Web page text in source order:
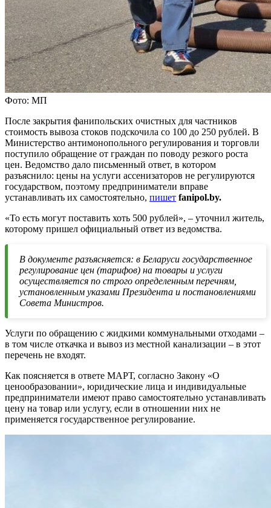
Фото: МП
После закрытия фанипольских очистных для частников
стоимость вывоза стоков подскочила со 100 до 250 рублей. В
Министерство антимонопольного регулирования и торговли
поступило обращение от граждан по поводу резкого роста
цен. Ведомство дало письменный ответ, в котором
разъяснило: цены на услуги ассенизаторов не регулируются
государством, поэтому предприниматели вправе
устанавливать их самостоятельно, пишет fanipol.by.
«То есть могут поставить хоть 500 рублей», – уточнил житель,
которому пришел официальный ответ из ведомства.
В документе разъясняется: в Беларуси государственное
регулирование цен (тарифов) на товары и услуги
осуществляется по строго определенным перечням,
установленным указами Президента и постановлениями
Совета Министров.
Услуги по обращению с жидкими коммунальными отходами –
в том числе откачка и вывоз из местной канализации – в этот
перечень не входят.
Как поясняется в ответе МАРТ, согласно Закону «О
ценообразовании», юридические лица и индивидуальные
предприниматели имеют право самостоятельно устанавливать
цену на товар или услугу, если в отношении них не
применяется государственное регулирование.